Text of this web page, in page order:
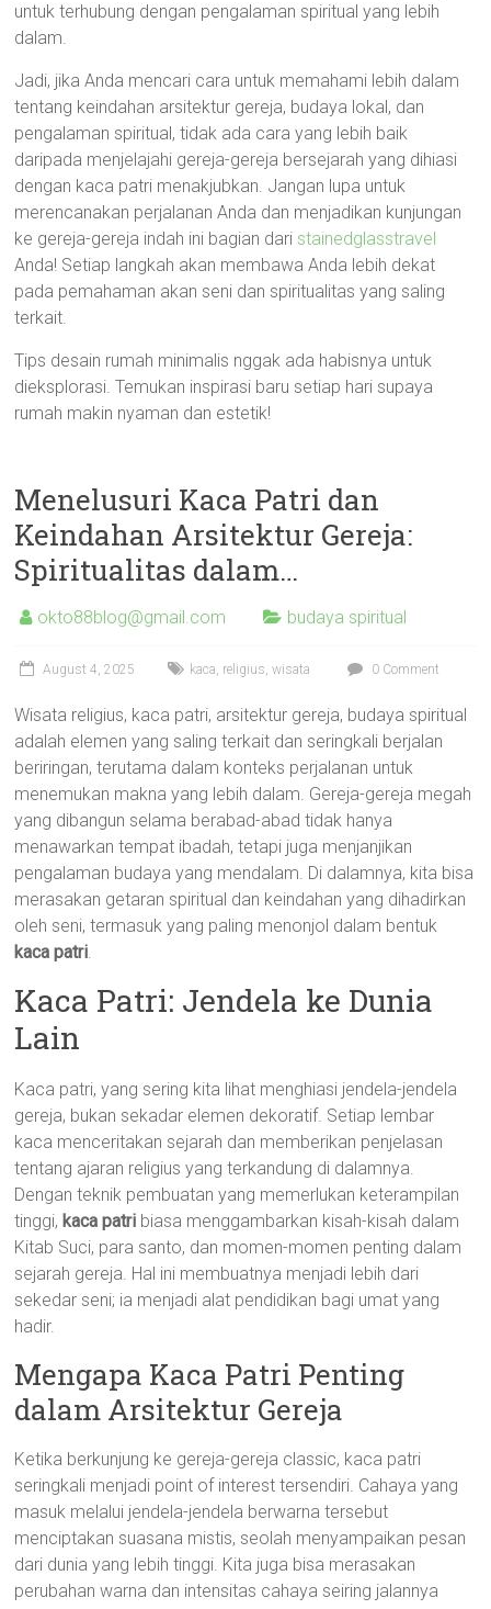
untuk terhubung dengan pengalaman spiritual yang lebih
dalam.
Jadi, jika Anda mencari cara untuk memahami lebih dalam
tentang keindahan arsitektur gereja, budaya lokal, dan
pengalaman spiritual, tidak ada cara yang lebih baik
daripada menjelajahi gereja-gereja bersejarah yang dihiasi
dengan kaca patri menakjubkan. Jangan lupa untuk
merencanakan perjalanan Anda dan menjadikan kunjungan
ke gereja-gereja indah ini bagian dari stainedglasstravel
Anda! Setiap langkah akan membawa Anda lebih dekat
pada pemahaman akan seni dan spiritualitas yang saling
terkait.
Tips desain rumah minimalis nggak ada habisnya untuk
dieksplorasi. Temukan inspirasi baru setiap hari supaya
rumah makin nyaman dan estetik!
Menelusuri Kaca Patri dan
Keindahan Arsitektur Gereja:
Spiritualitas dalam…
okto88blog@gmail.com budaya spiritual
August 4, 2025 kaca, religius,wisata 0 Comment
Wisata religius, kaca patri, arsitektur gereja, budaya spiritual
adalah elemen yang saling terkait dan seringkali berjalan
beriringan, terutama dalam konteks perjalanan untuk
menemukan makna yang lebih dalam. Gereja-gereja megah
yang dibangun selama berabad-abad tidak hanya
menawarkan tempat ibadah, tetapi juga menjanjikan
pengalaman budaya yang mendalam. Di dalamnya, kita bisa
merasakan getaran spiritual dan keindahan yang dihadirkan
oleh seni, termasuk yang paling menonjol dalam bentuk
kaca patri.
Kaca Patri: Jendela ke Dunia
Lain
Kaca patri, yang sering kita lihat menghiasi jendela-jendela
gereja, bukan sekadar elemen dekoratif. Setiap lembar
kaca menceritakan sejarah dan memberikan penjelasan
tentang ajaran religius yang terkandung di dalamnya.
Dengan teknik pembuatan yang memerlukan keterampilan
tinggi, kaca patri biasa menggambarkan kisah-kisah dalam
Kitab Suci, para santo, dan momen-momen penting dalam
sejarah gereja. Hal ini membuatnya menjadi lebih dari
sekedar seni; ia menjadi alat pendidikan bagi umat yang
hadir.
Mengapa Kaca Patri Penting
dalam Arsitektur Gereja
Ketika berkunjung ke gereja-gereja classic, kaca patri
seringkali menjadi point of interest tersendiri. Cahaya yang
masuk melalui jendela-jendela berwarna tersebut
menciptakan suasana mistis, seolah menyampaikan pesan
dari dunia yang lebih tinggi. Kita juga bisa merasakan
perubahan warna dan intensitas cahaya seiring jalannya